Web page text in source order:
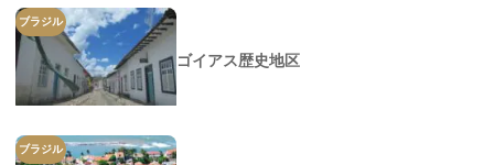
ブラジル
ゴイアス歴史地区
ブラジル